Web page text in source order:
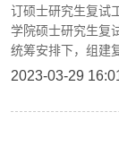
订硕士研究生复试
学院硕士研究生复
统筹安排下，组建
2023-03-29